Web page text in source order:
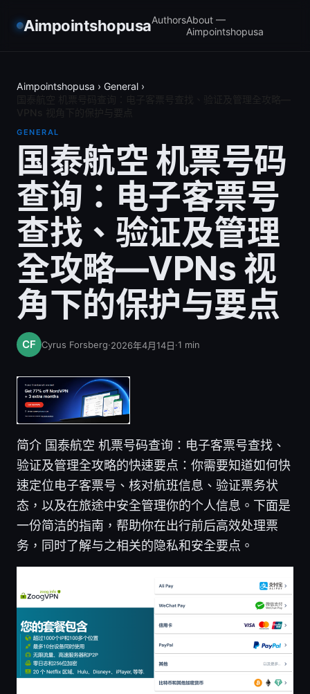
AimpointshopusaAuthorsAbout —
Aimpointshopusa
Aimpointshopusa › General ›
GENERAL
国泰航空 机票号码
查询：电子客票号
查找、验证及管理
全攻略—VPNs 视
角下的保护与要点
Cyrus Forsberg·2026年4月14日·1 min
简介 国泰航空 机票号码查询：电子客票号查找、
验证及管理全攻略的快速要点：你需要知道如何快
速定位电子客票号、核对航班信息、验证票务状
态，以及在旅途中安全管理你的个人信息。下面是
一份简洁的指南，帮助你在出行前后高效处理票
务，同时了解与之相关的隐私和安全要点。